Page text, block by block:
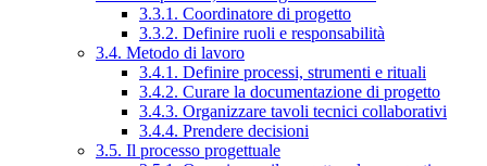
3.3.1. Coordinatore di progetto
3.3.2. Definire ruoli e responsabilità
3.4. Metodo di lavoro
3.4.1. Definire processi, strumenti e rituali
3.4.2. Curare la documentazione di progetto
3.4.3. Organizzare tavoli tecnici collaborativi
3.4.4. Prendere decisioni
3.5. Il processo progettuale